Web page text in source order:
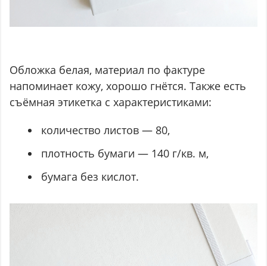
Обложка белая, материал по фактуре
напоминает кожу, хорошо гнётся. Также есть
съёмная этикетка с характеристиками:
количество листов — 80,
плотность бумаги — 140 г/кв. м,
бумага без кислот.